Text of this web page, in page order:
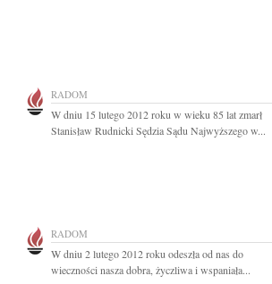
RADOM
W dniu 15 lutego 2012 roku w wieku 85 lat zmarł
Stanisław Rudnicki Sędzia Sądu Najwyższego w...
RADOM
W dniu 2 lutego 2012 roku odeszła od nas do
wieczności nasza dobra, życzliwa i wspaniała...